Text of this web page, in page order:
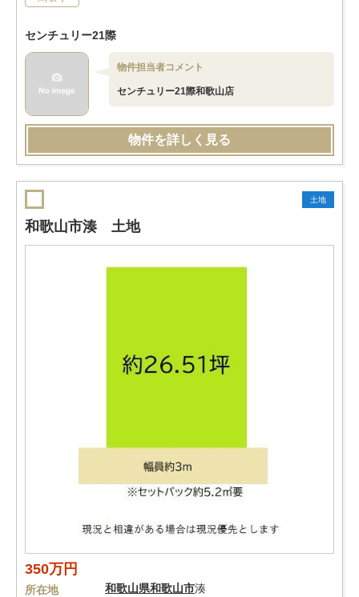
センチュリー21際
物件担当者コメント
センチュリー21際和歌山店
物件を詳しく見る
土地
和歌山市湊 土地
350万円
所在地 和歌山県和歌山市湊